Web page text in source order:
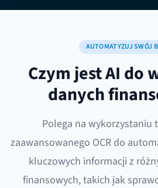
AUTOMATYZUJ SWÓJ
Czym jest AI do
danych
Polega na wykorzystaniu
zaawansowanego OCR do
kluczowych informacji z
finansowych, takich jak